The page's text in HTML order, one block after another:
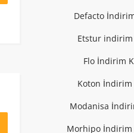
Defacto
Etstur indirim
Flo İndirim
Koton İndirim
Modanisa
Morhipo İndirim